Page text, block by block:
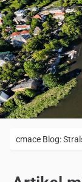
cmace Blog: